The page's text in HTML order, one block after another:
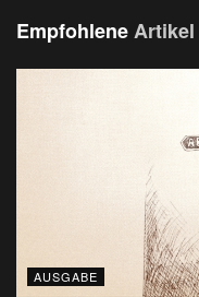
EmpfohleneArtikel
AUSGABE